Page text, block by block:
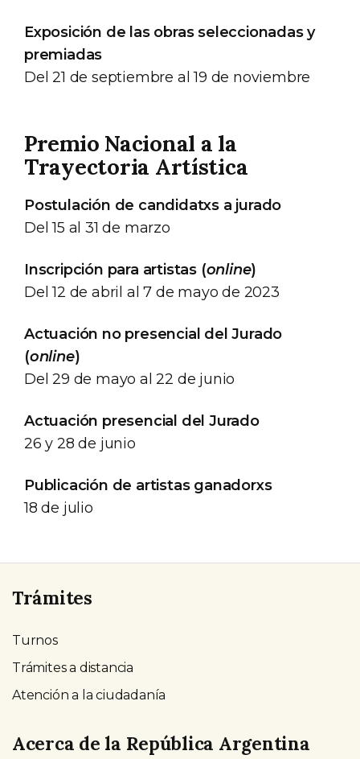
Exposición de las obras seleccionadas y
premiadas
Del 21 de septiembre al 19 de noviembre
Premio Nacional a la
Trayectoria Artística
Postulación de candidatxs a jurado
Del 15 al 31 de marzo
Inscripción para artistas (online)
Del 12 de abril al 7 de mayo de 2023
Actuación no presencial del Jurado
(online)
Del 29 de mayo al 22 de junio
Actuación presencial del Jurado
26 y 28 de junio
Publicación de artistas ganadorxs
18 de julio
Trámites
Turnos
Trámites a distancia
Atención a la ciudadanía
Acerca de la República Argentina